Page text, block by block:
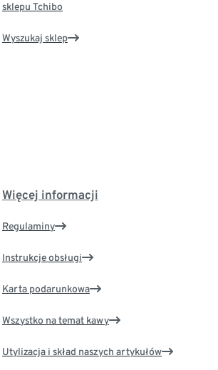
sklepu Tchibo
Wyszukaj sklep
Więcej informacji
Regulaminy
Instrukcje obsługi
Karta podarunkowa
Wszystko na temat kawy
Utylizacja i skład naszych artykułów